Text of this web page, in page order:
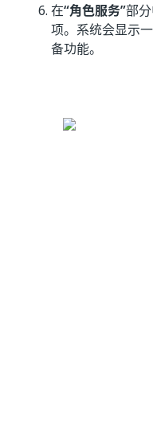
在“角色服务”部
项。系统会显示
备功能。